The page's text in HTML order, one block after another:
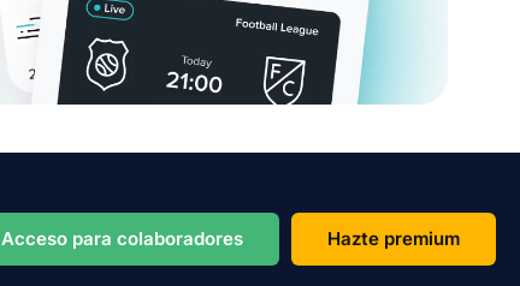
Acceso para colaboradores Hazte premium